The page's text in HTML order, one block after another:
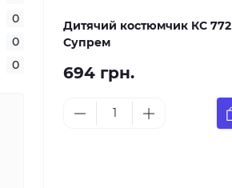
0
0
0
Дитячий костюмчик КС 772
Супрем
694 грн.